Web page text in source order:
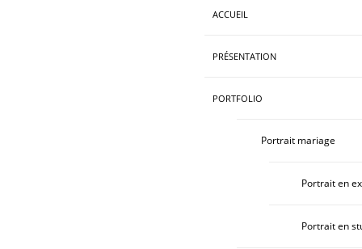
ACCUEIL
PRÉSENTATION
PORTFOLIO
Portrait mariage
Portrait en
Portrait en